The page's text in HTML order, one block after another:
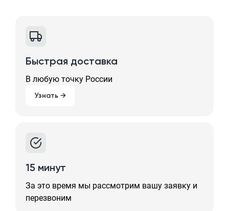
Быстрая доставка
В любую точку России
Узнать →
15 минут
За это время мы рассмотрим вашу заявку и
перезвоним